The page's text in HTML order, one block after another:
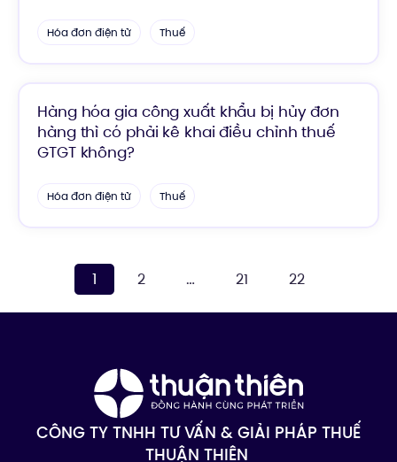
Hóa đơn điện tử Thuế
Hàng hóa gia công xuất khẩu bị hủy đơn
hàng thì có phải kê khai điều chỉnh thuế
GTGT không?
Hóa đơn điện tử Thuế
1 2 … 21 22
CÔNG TY TNHH TƯ VẤN & GIẢI PHÁP THUẾ
THUẬN THIÊN